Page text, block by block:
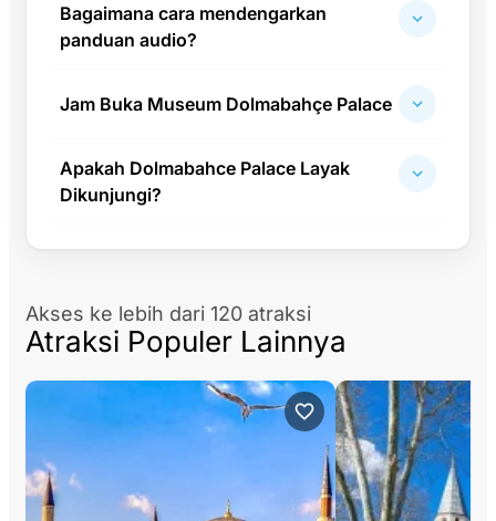
Bagaimana cara mendengarkan
panduan audio?
Jam Buka Museum Dolmabahçe Palace
Apakah Dolmabahce Palace Layak
Dikunjungi?
Akses ke lebih dari 120 atraksi
Atraksi Populer Lainnya